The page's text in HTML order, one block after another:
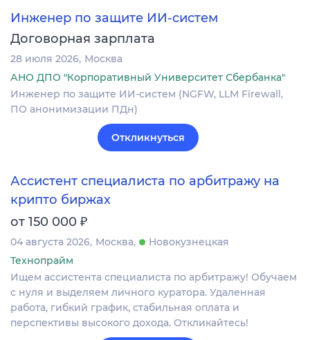
Инженер по защите ИИ-систем
Договорная зарплата
28 июля 2026 Москва
АНО ДПО "Корпоративный Университет Сбербанка"
Инженер по защите ИИ-систем (NGFW, LLM Firewall,
ПО анонимизации ПДн)
Откликнуться
Ассистент специалиста по арбитражу на
крипто биржах
от 150 000 ₽
04 августа 2026 Москва
Новокузнецкая
Технопрайм
Ищем ассистента специалиста по арбитражу! Обучаем
с нуля и выделяем личного куратора. Удаленная
работа, гибкий график, стабильная оплата и
перспективы высокого дохода. Откликайтесь!